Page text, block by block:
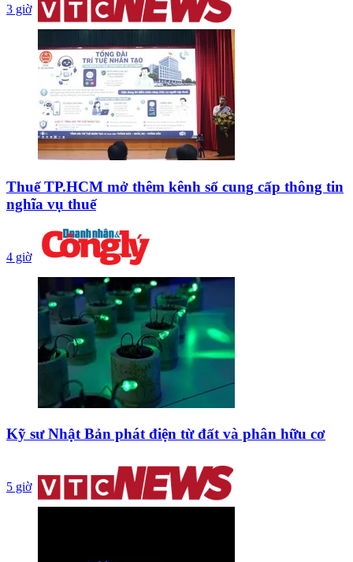
3 giờ
Thuế TP.HCM mở thêm kênh số cung cấp thông tin
nghĩa vụ thuế
4 giờ
Kỹ sư Nhật Bản phát điện từ đất và phân hữu cơ
5 giờ